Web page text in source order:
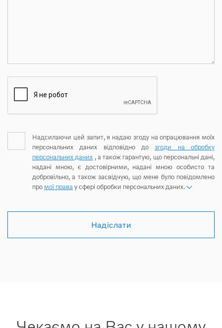
Надсилаючи цей запит, я надаю згоду на опрацювання моїх
персональних даних відповідно дозгоди на обробку
персональних даних , а також гарантую, що персональні дані,
надані мною, є достовірними, надані мною особисто та
добровільно, а також засвідчую, що мене було повідомлено
про мої права у сфері обробки персональних даних.
Надіслати